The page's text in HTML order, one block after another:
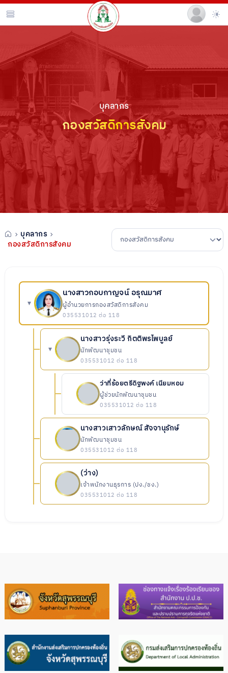
บุคลากร
กองสวัสดิการสังคม
บุคลากร
กองสวัสดิการสังคม
▾
นางสาวกอบกาญจน์ อรุณมาศ
ผู้อำนวยการกองสวัสดิการสังคม
035531012 ต่อ 118
▾
นางสาวรุ่งระวี กิตติพรไพบูลย์
นักพัฒนาชุมชน
035531012 ต่อ 118
ว่าที่ร้อยตรีดิฐพงค์ เนียมหอม
ผู้ช่วยนักพัฒนาชุมชน
035531012 ต่อ 118
นางสาวเสาวลักษณ์ สัจจานุรักษ์
นักพัฒนาชุมชน
035531012 ต่อ 118
(ว่าง)
เจ้าพนักงานธุรการ (ปง./ชง.)
035531012 ต่อ 118